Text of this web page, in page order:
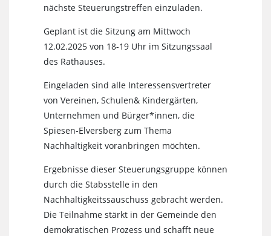
nächste Steuerungstreffen einzuladen.
Geplant ist die Sitzung am Mittwoch
12.02.2025 von 18-19 Uhr im Sitzungssaal
des Rathauses.
Eingeladen sind alle Interessensvertreter
von Vereinen, Schulen& Kindergärten,
Unternehmen und Bürger*innen, die
Spiesen-Elversberg zum Thema
Nachhaltigkeit voranbringen möchten.
Ergebnisse dieser Steuerungsgruppe können
durch die Stabsstelle in den
Nachhaltigkeitssauschuss gebracht werden.
Die Teilnahme stärkt in der Gemeinde den
demokratischen Prozess und schafft neue